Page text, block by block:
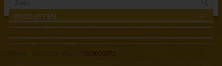
PRODUCTEN
1000000672